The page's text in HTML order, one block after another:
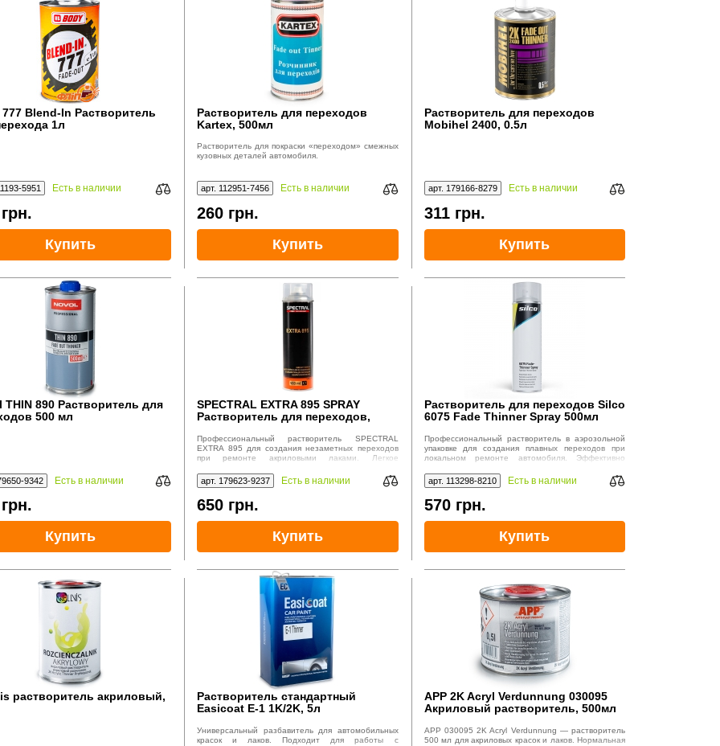
Blend-In Растворитель
1л
5951 Есть в наличии
грн.
Купить
Растворитель для переходов
Kartex, 500мл
Растворитель для покраски «переходом» смежных
кузовных деталей автомобиля.
арт. 112951-7456 Есть в наличии
260 грн.
Купить
Растворитель для переходов
Mobihel 2400, 0.5л
арт. 179166-8279 Есть в наличии
311 грн.
Купить
THIN 890 Растворитель для
500 мл
9342 Есть в наличии
грн.
Купить
SPECTRAL EXTRA 895 SPRAY
Растворитель для переходов,
Профессиональный растворитель SPECTRAL
EXTRA 895 для создания незаметных переходов
при ремонте акриловыми лаками. Легкое
арт. 179623-9237 Есть в наличии
650 грн.
Купить
Растворитель для переходов Silco
6075 Fade Thinner Spray 500мл
Профессиональный растворитель в аэрозольной
упаковке для создания плавных переходов при
локальном ремонте автомобиля. Эффективно
между старым и новым покрытием.
арт. 113298-8210 Есть в наличии
570 грн.
Купить
растворитель акриловый,
Растворитель стандартный
Easicoat E-1 1K/2K, 5л
Универсальный разбавитель для автомобильных
красок и лаков. Подходит для работы с
APP 2K Acryl Verdunnung 030095
Акриловый растворитель, 500мл
APP 030095 2K Acryl Verdunnung — растворитель
500 мл для акриловых красок и лаков. Нормальная